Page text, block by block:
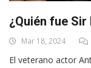
¿Quién fue
Mar 18, 2024
El veterano actor